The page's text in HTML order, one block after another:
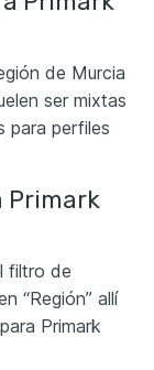
de Murcia
ser mixtas
para perfiles
Primark
filtro de
“Región” allí
Primark